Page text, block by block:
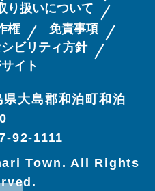
り扱いについて
権
免責事項
ビリティ方針
イト
県大島郡和泊町和泊
92-1111
Town. All Rights